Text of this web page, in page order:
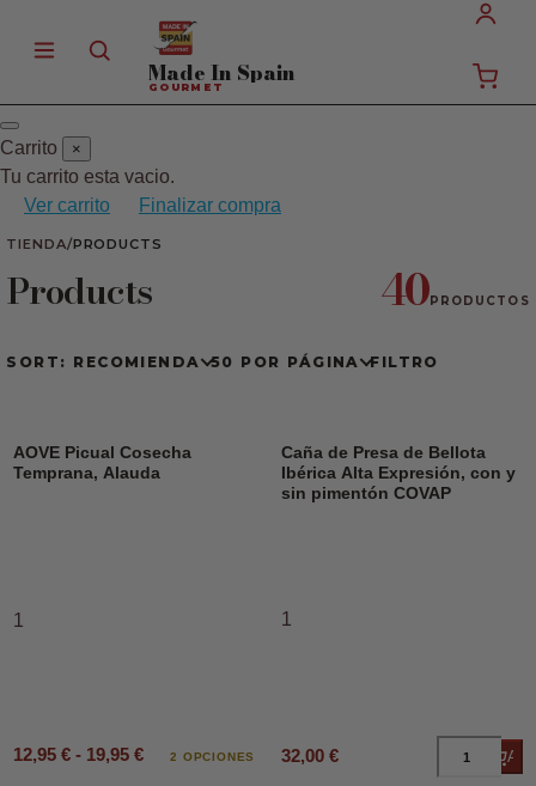
Made In Spain
GOURMET
Carrito ×
Tu carrito esta vacio.
Ver carrito
Finalizar compra
TIENDA/PRODUCTS
Products 40PRODUCTOS
SORT: RECOMIENDA 50 POR PÁGINA FILTRO
AOVE Picual Cosecha
Temprana, Alauda
1
12,95 € - 19,95 € 2 OPCIONES
Caña de Presa de Bellota
Ibérica Alta Expresión, con y
sin pimentón COVAP
1
32,00 €